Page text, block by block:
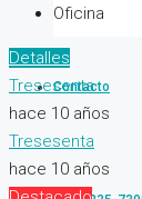
Contacto
Oficina
Detalles
Tresesenta
hace 10 años
Tresesenta
hace 10 años